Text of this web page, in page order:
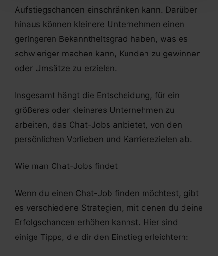
Aufstiegschancen einschränken kann. Darüber
hinaus können kleinere Unternehmen einen
geringeren Bekanntheitsgrad haben, was es
schwieriger machen kann, Kunden zu gewinnen
oder Umsätze zu erzielen.
Insgesamt hängt die Entscheidung, für ein
größeres oder kleineres Unternehmen zu
arbeiten, das Chat-Jobs anbietet, von den
persönlichen Vorlieben und Karrierezielen ab.
Wie man Chat-Jobs findet
Wenn du einen Chat-Job finden möchtest, gibt
es verschiedene Strategien, mit denen du deine
Erfolgschancen erhöhen kannst. Hier sind
einige Tipps, die dir den Einstieg erleichtern: